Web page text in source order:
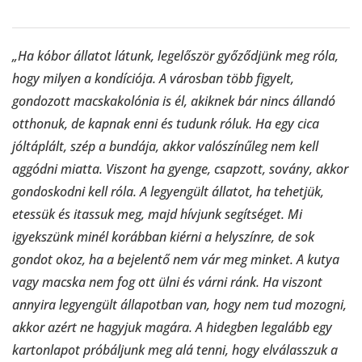
„Ha kóbor állatot látunk, legelőször győződjünk meg róla,
hogy milyen a kondíciója. A városban több figyelt,
gondozott macskakolónia is él, akiknek bár nincs állandó
otthonuk, de kapnak enni és tudunk róluk. Ha egy cica
jóltáplált, szép a bundája, akkor valószínűleg nem kell
aggódni miatta. Viszont ha gyenge, csapzott, sovány, akkor
gondoskodni kell róla. A legyengült állatot, ha tehetjük,
etessük és itassuk meg, majd hívjunk segítséget. Mi
igyekszünk minél korábban kiérni a helyszínre, de sok
gondot okoz, ha a bejelentő nem vár meg minket. A kutya
vagy macska nem fog ott ülni és várni ránk. Ha viszont
annyira legyengült állapotban van, hogy nem tud mozogni,
akkor azért ne hagyjuk magára. A hidegben legalább egy
kartonlapot próbáljunk meg alá tenni, hogy elválasszuk a